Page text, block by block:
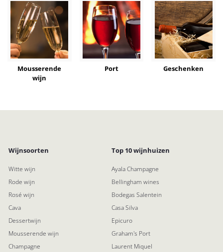
Mousserende
wijn
Port Geschenken
Wijnsoorten
Witte wijn
Rode wijn
Rosé wijn
Cava
Dessertwijn
Mousserende wijn
Champagne
Top 10 wijnhuizen
Ayala Champagne
Bellingham wines
Bodegas Salentein
Casa Silva
Epicuro
Graham's Port
Laurent Miquel